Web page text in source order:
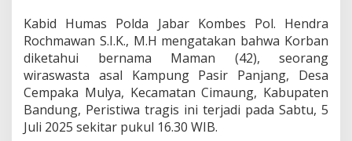
m
S
A
R
G
a
b
u
n
Kabid Humas Polda Jabar Kombes Pol. Hendra
Rochmawan S.I.K., M.H mengatakan bahwa Korban
diketahui bernama Maman (42), seorang
wiraswasta asal Kampung Pasir Panjang, Desa
Cempaka Mulya, Kecamatan Cimaung, Kabupaten
Bandung, Peristiwa tragis ini terjadi pada Sabtu, 5
Juli 2025 sekitar pukul 16.30 WIB.